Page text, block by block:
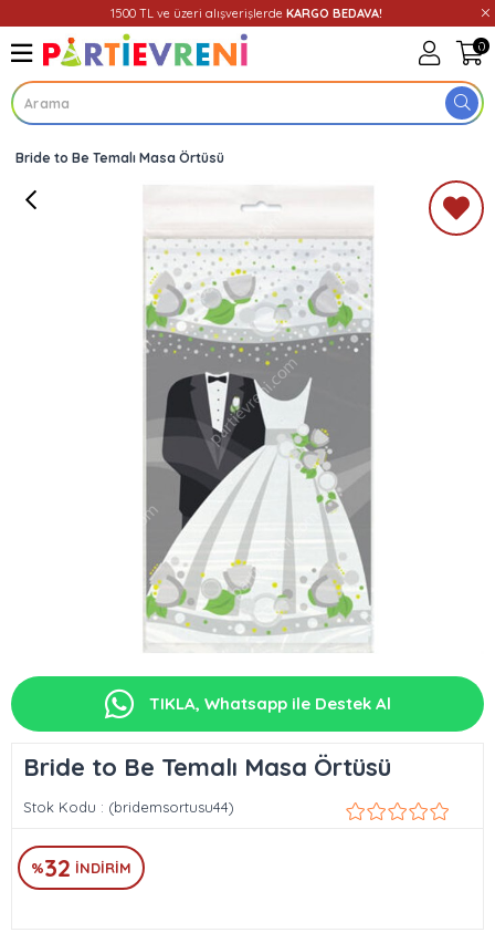
1500 TL ve üzeri alışverişlerde KARGO BEDAVA!
0
Üye Girişi
Bride to Be Temalı Masa Örtüsü
TIKLA, Whatsapp ile Destek Al
Bride to Be Temalı Masa Örtüsü
Stok Kodu (bridemsortusu44)
%32 İNDIRIM